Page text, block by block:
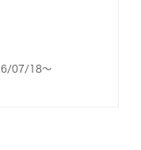
07/18〜